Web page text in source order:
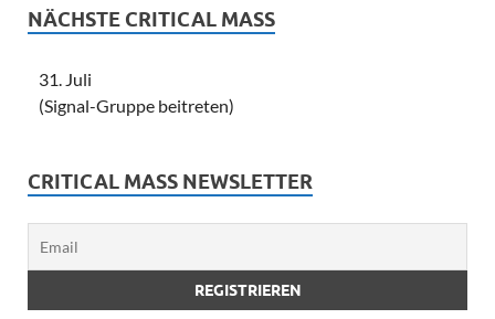
NÄCHSTE CRITICAL MASS
31. Juli
(Signal-Gruppe beitreten)
CRITICAL MASS NEWSLETTER